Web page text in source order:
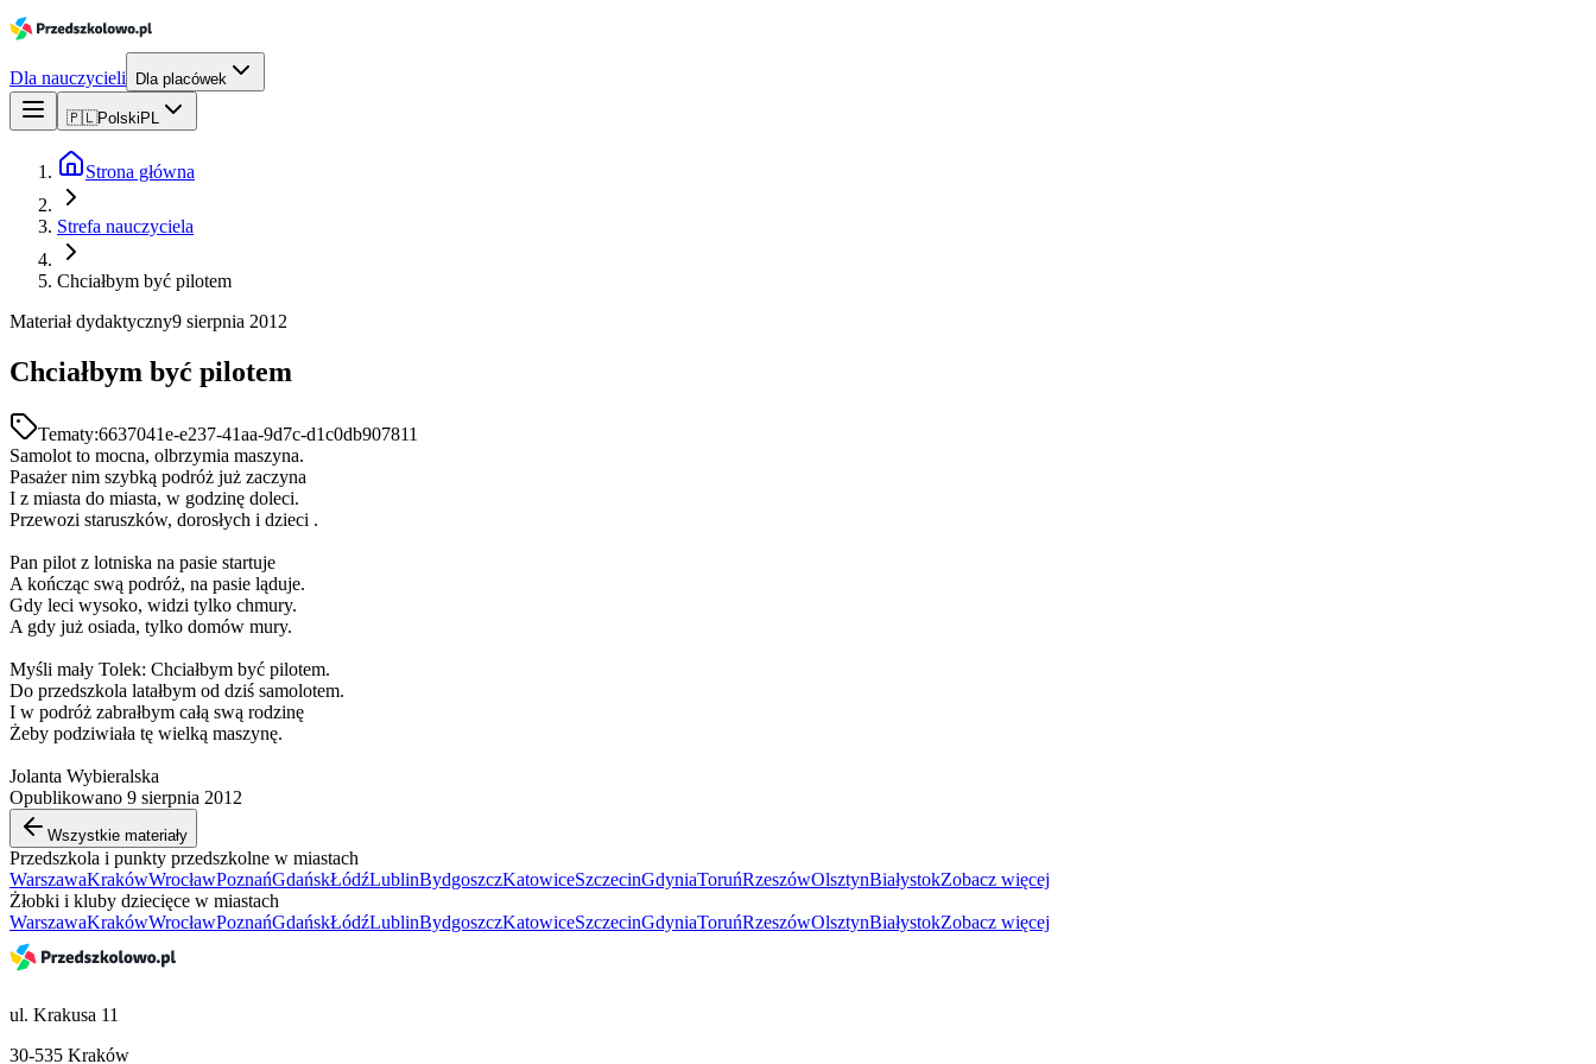
Dla nauczycieli Dla placówek
🇵🇱Polski PL
Strona główna
Strefa nauczyciela
Chciałbym być pilotem
Materiał dydaktyczny9 sierpnia 2012
Chciałbym być pilotem
Tematy:6637041e-e237-41aa-9d7c-d1c0db907811
Samolot to mocna, olbrzymia maszyna.
Pasażer nim szybką podróż już zaczyna
I z miasta do miasta, w godzinę doleci.
Przewozi staruszków, dorosłych i dzieci .
Pan pilot z lotniska na pasie startuje
A kończąc swą podróż, na pasie ląduje.
Gdy leci wysoko, widzi tylko chmury.
A gdy już osiada, tylko domów mury.
Myśli mały Tolek: Chciałbym być pilotem.
Do przedszkola latałbym od dziś samolotem.
I w podróż zabrałbym całą swą rodzinę
Żeby podziwiała tę wielką maszynę.
Jolanta Wybieralska
Opublikowano 9 sierpnia 2012
Wszystkie materiały
Przedszkola i punkty przedszkolne w miastach
WarszawaKrakówWrocławPoznańGdańskŁódźLublinBydgoszczKatowiceSzczecinGdyniaToruńRzeszówOlsztynBiałystokZobacz więcej
Żłobki i kluby dziecięce w miastach
WarszawaKrakówWrocławPoznańGdańskŁódźLublinBydgoszczKatowiceSzczecinGdyniaToruńRzeszówOlsztynBiałystokZobacz więcej
ul. Krakusa 11
30-535 Kraków